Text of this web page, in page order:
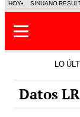
HOY SINUANO
LO
Datos LR